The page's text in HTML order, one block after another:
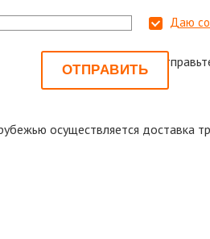
Даю
Или
осуществляется доставка